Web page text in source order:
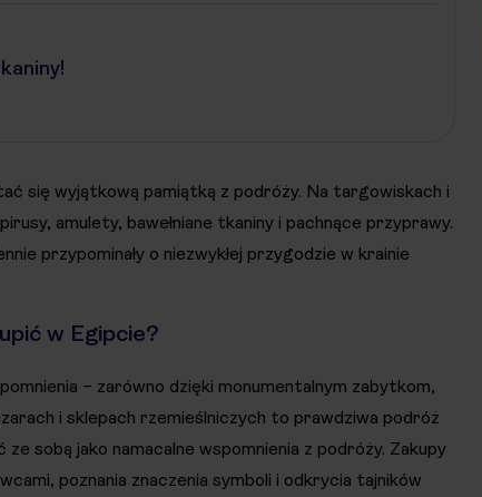
się wyjątkową pamiątką z podróży. Na targowiskach i
amulety, bawełniane tkaniny i pachnące przyprawy.
przypominały o niezwykłej przygodzie w krainie
w Egipcie?
– zarówno dzięki monumentalnym zabytkom,
i sklepach rzemieślniczych to prawdziwa podróż
sobą jako namacalne wspomnienia z podróży. Zakupy
poznania znaczenia symboli i odkrycia tajników